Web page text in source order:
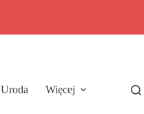
Uroda Więcej